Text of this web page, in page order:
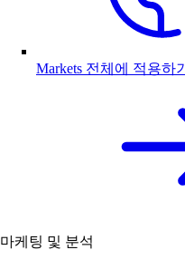
Markets 전체에 적용하기
마케팅 및 분석